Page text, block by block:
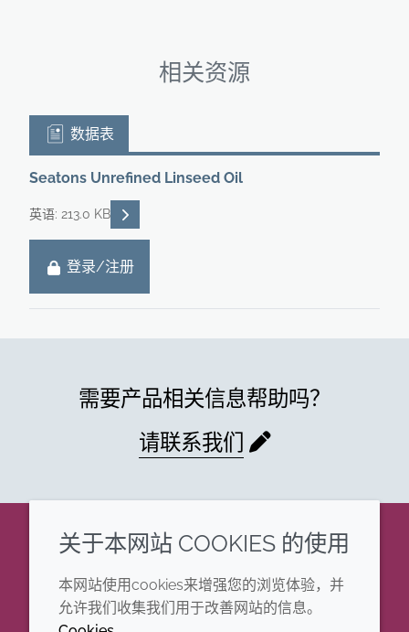
相关资源
数据表
Seatons Unrefined Linseed Oil
英语: 213.0 KB READ DESCRIPTIONS
登录/注册
需要产品相关信息帮助吗？
请联系我们
企业
年度报告
法律信息
条款和条件
关于本网站 COOKIES 的使用
本网站使用cookies来增强您的浏览体验，并
允许我们收集我们用于改善网站的信息。